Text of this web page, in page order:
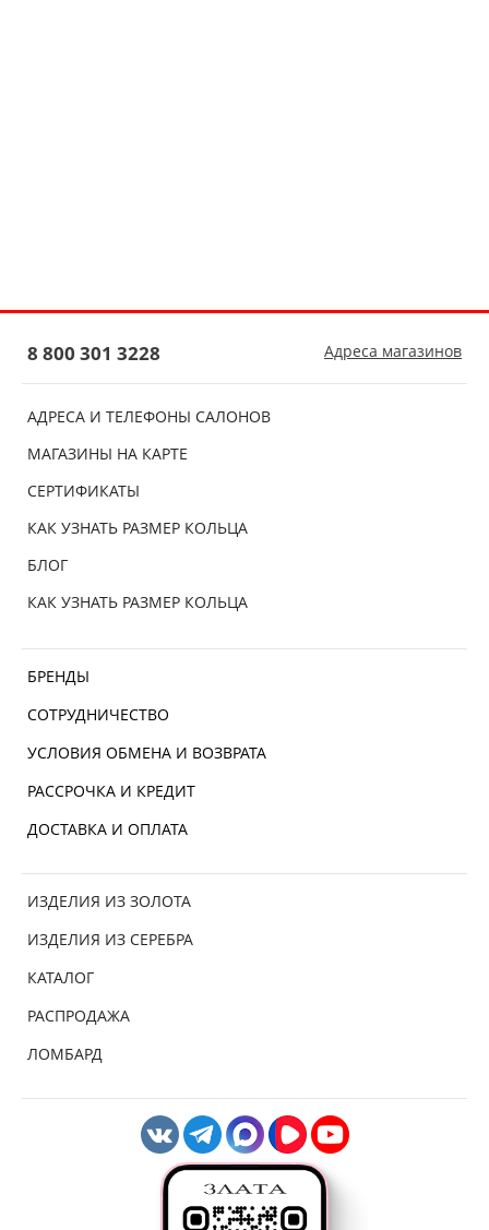
АДРЕСА И ТЕЛЕФОНЫ САЛОНОВ
МАГАЗИНЫ НА КАРТЕ
СЕРТИФИКАТЫ
КАК УЗНАТЬ РАЗМЕР КОЛЬЦА
БЛОГ
КАК УЗНАТЬ РАЗМЕР КОЛЬЦА
БРЕНДЫ
СОТРУДНИЧЕСТВО
УСЛОВИЯ ОБМЕНА И ВОЗВРАТА
РАССРОЧКА И КРЕДИТ
ДОСТАВКА И ОПЛАТА
ИЗДЕЛИЯ ИЗ ЗОЛОТА
ИЗДЕЛИЯ ИЗ СЕРЕБРА
КАТАЛОГ
РАСПРОДАЖА
ЛОМБАРД
8 800 301 3228 Адреса магазинов